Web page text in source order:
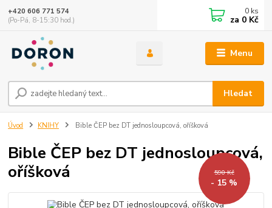
Menu
Hledat
+420 606 771 574
(Po-Pá, 8-15:30 hod.)
0 ks
za 0 Kč
Úvod KNIHY Bible ČEP bez DT jednosloupcová, oříšková
Bible ČEP bez DT jednosloupcová,
oříšková
590 Kč
- 15 %